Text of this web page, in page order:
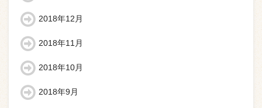
2018年12月
2018年11月
2018年10月
2018年9月